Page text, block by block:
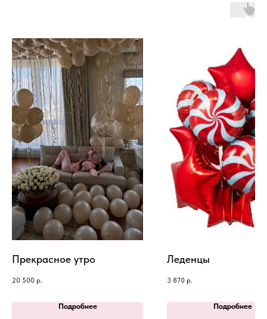
Прекрасное утро
20 500 р.
Подробнее
Леденцы
3 870 р.
Подробнее